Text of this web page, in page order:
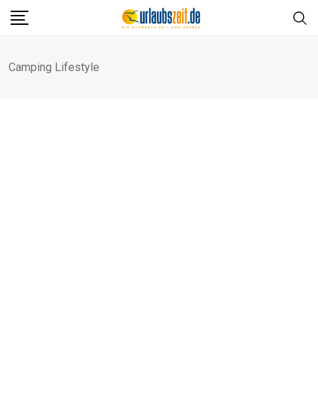
Skip
Camping Lifestyle